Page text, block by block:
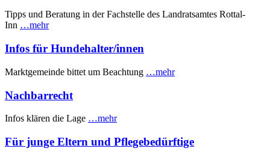
Tipps und Beratung in der Fachstelle des Landratsamtes Rottal-
Inn …mehr
Infos für Hundehalter/innen
Marktgemeinde bittet um Beachtung …mehr
Nachbarrecht
Infos klären die Lage …mehr
Für junge Eltern und Pflegebedürftige